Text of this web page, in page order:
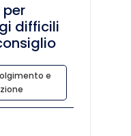
difficili
e